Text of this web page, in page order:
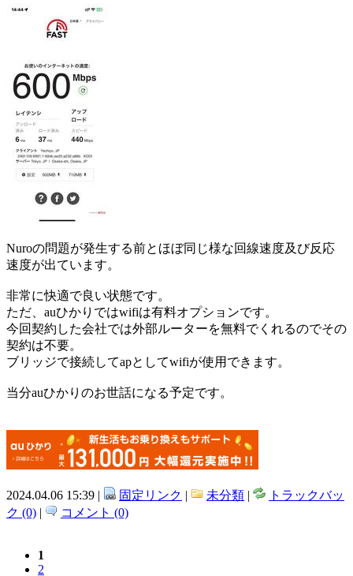
Nuroの問題が発生する前とほぼ同じ様な回線速度及び反応
速度が出ています。
非常に快適で良い状態です。
ただ、auひかりではwifiは有料オプションです。
今回契約した会社では外部ルーターを無料でくれるのでその
契約は不要。
ブリッジで接続してapとしてwifiが使用できます。
当分auひかりのお世話になる予定です。
2024.04.06 15:39 | 固定リンク | 未分類 |
トラックバッ
ク (0) | コメント (0)
1
2